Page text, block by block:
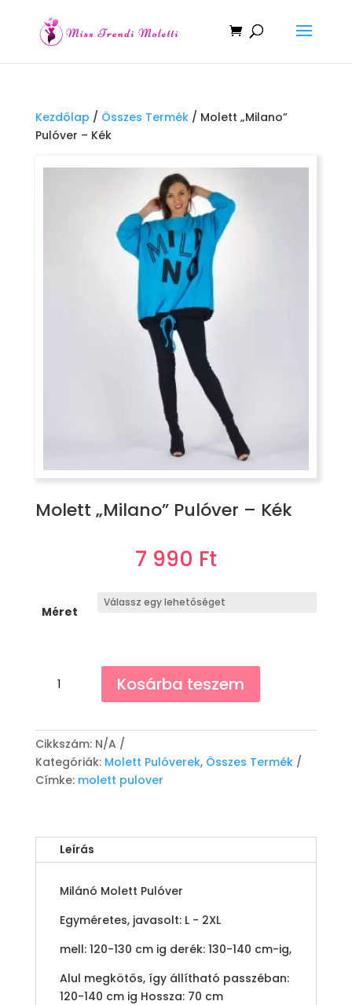
Kezdőlap / Összes Termék/ Molett „Milano”
Pulóver – Kék
Molett „Milano” Pulóver – Kék
7 990 Ft
Méret
"Milano"
Kék
mennyiség
Kosárba teszem
Cikkszám: N/A
Kategóriák: Molett Pulóverek, Összes Termék
Címke: molett pulover
Leírás
Milánó Molett Pulóver
Egyméretes, javasolt: L - 2XL
mell: 120-130 cm ig derék: 130-140 cm-ig,
Alul megkötős, így állítható passzéban:
120-140 cm ig Hossza: 70 cm